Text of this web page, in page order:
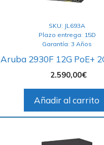
SKU: JL693A
Plazo entrega: 15D
Garantía: 3 Años
Aruba 2930F 12G PoE+
2.590,00€
Añadir al carrito